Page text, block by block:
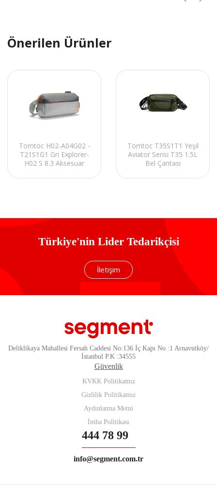
Önerilen Ürünler
Tomtoc H02-A04G02 -
T21S1G1 Gri Explorer-
H02 S 8.3 Aksesuar
Tomtoc T35S1T1 Yeşil
Aviator Serisi T35 1.5L
Bel Çantası
Türkiye'nin Lider Tedarikçisi
İletişim
Deliklikaya Mahallesi Fersah Caddesi No:136 İç Kapı No :1 Arnavutköy/
İstanbul P.K :34555
Güvenlik
KVKK Politikamız
Gizlilik Politikamız
Aydınlatma Metni
İmha Politikası
444 78 99
info@segment.com.tr